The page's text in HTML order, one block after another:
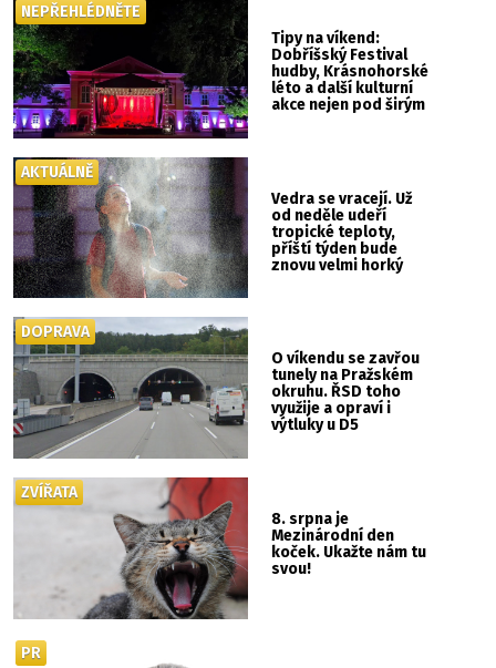
Tipy na víkend:
Dobříšský Festival
hudby, Krásnohorské
léto a další kulturní
akce nejen pod širým
NEPŘEHLÉDNĚTE
Vedra se vracejí. Už
od neděle udeří
tropické teploty,
příští týden bude
znovu velmi horký
AKTUÁLNĚ
O víkendu se zavřou
tunely na Pražském
okruhu. ŘSD toho
využije a opraví i
výtluky u D5
DOPRAVA
8. srpna je
Mezinárodní den
koček. Ukažte nám tu
svou!
ZVÍŘATA
PR